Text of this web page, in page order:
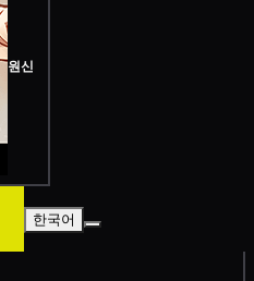
원신
한국어